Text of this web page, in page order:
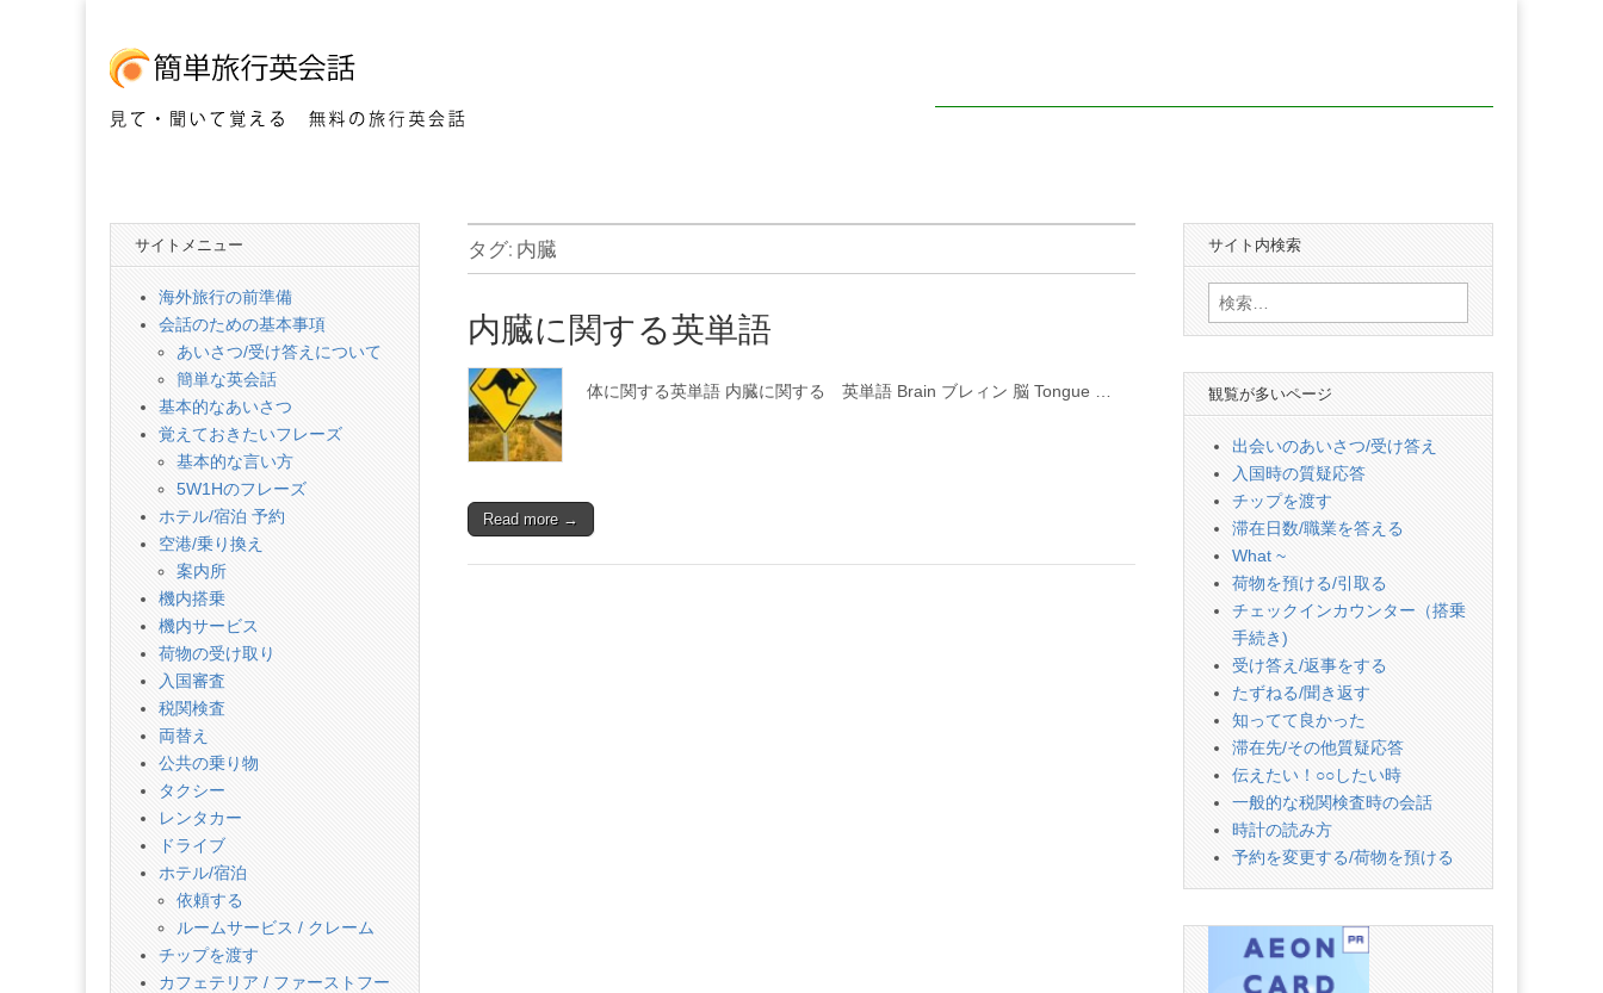
簡
単
旅
行
英
会
話
タグ: 内臓
内臓に関する英単語
体に関する英単語 内臓に関する 英単語 Brain ブレィン 脳 Tongue …
Read more →
サイトメニュー
海外旅行の前準備
会話のための基本事項
あいさつ/受け答えについて
簡単な英会話
基本的なあいさつ
覚えておきたいフレーズ
基本的な言い方
5W1Hのフレーズ
ホテル/宿泊 予約
空港/乗り換え
案内所
機内搭乗
機内サービス
荷物の受け取り
入国審査
税関検査
両替え
公共の乗り物
タクシー
レンタカー
ドライブ
ホテル/宿泊
依頼する
ルームサービス / クレーム
チップを渡す
カフェテリア / ファーストフー
サイト内検索
検
索:
観覧が多いページ
出会いのあいさつ/受け答え
入国時の質疑応答
チップを渡す
滞在日数/職業を答える
What ~
荷物を預ける/引取る
チェックインカウンター（搭乗
手続き)
受け答え/返事をする
たずねる/聞き返す
知ってて良かった
滞在先/その他質疑応答
伝えたい！○○したい時
一般的な税関検査時の会話
時計の読み方
予約を変更する/荷物を預ける